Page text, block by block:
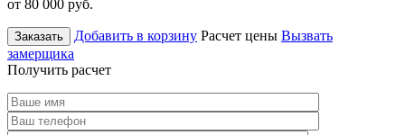
от 80 000 руб.
Заказать Добавить в корзину Расчет цены Вызвать
замерщика
Получить расчет